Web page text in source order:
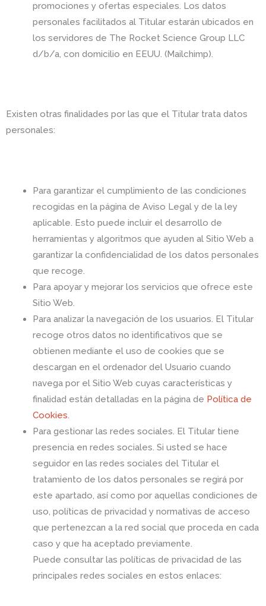
promociones y ofertas especiales. Los datos
personales facilitados al Titular estarán ubicados en
los servidores de The Rocket Science Group LLC
d/b/a, con domicilio en EEUU. (Mailchimp).
Existen otras finalidades por las que el Titular trata datos
personales:
Para garantizar el cumplimiento de las condiciones
recogidas en la página de Aviso Legal y de la ley
aplicable. Esto puede incluir el desarrollo de
herramientas y algoritmos que ayuden al Sitio Web a
garantizar la confidencialidad de los datos personales
que recoge.
Para apoyar y mejorar los servicios que ofrece este
Sitio Web.
Para analizar la navegación de los usuarios. El Titular
recoge otros datos no identificativos que se
obtienen mediante el uso de cookies que se
descargan en el ordenador del Usuario cuando
navega por el Sitio Web cuyas características y
finalidad están detalladas en la página de Política de
Cookies.
Para gestionar las redes sociales. El Titular tiene
presencia en redes sociales. Si usted se hace
seguidor en las redes sociales del Titular el
tratamiento de los datos personales se regirá por
este apartado, así como por aquellas condiciones de
uso, políticas de privacidad y normativas de acceso
que pertenezcan a la red social que proceda en cada
caso y que ha aceptado previamente.
Puede consultar las políticas de privacidad de las
principales redes sociales en estos enlaces: